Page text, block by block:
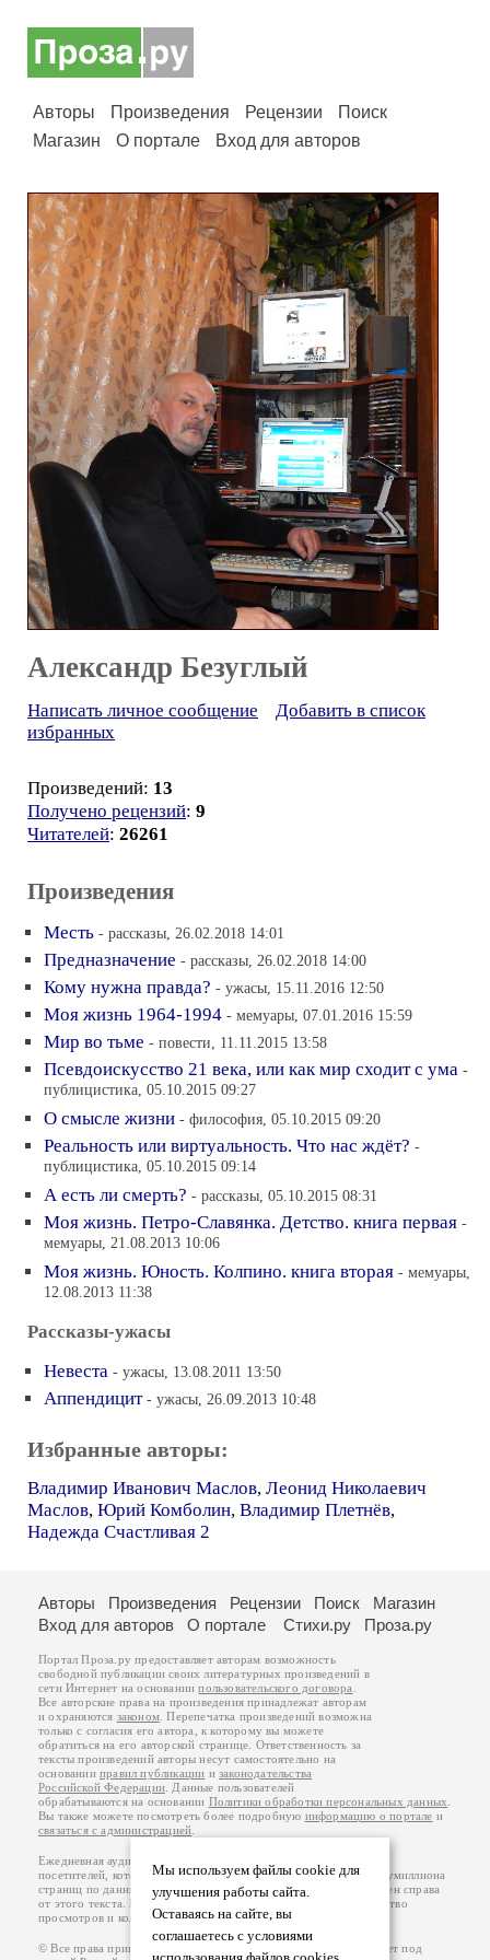
Авторы Произведения Рецензии
Поиск
Магазин
О портале Вход для авторов
Александр Безуглый
Написать личное сообщение
Добавить в список
избранных
Произведений: 13
Получено рецензий: 9
Читателей: 26261
Произведения
Месть - рассказы, 26.02.2018 14:01
Предназначение - рассказы, 26.02.2018 14:00
Кому нужна правда? - ужасы, 15.11.2016 12:50
Моя жизнь 1964-1994 - мемуары, 07.01.2016 15:59
Мир во тьме - повести, 11.11.2015 13:58
Псевдоискусство 21 века, или как мир сходит с ума -
публицистика, 05.10.2015 09:27
О смысле жизни - философия, 05.10.2015 09:20
Реальность или виртуальность. Что нас ждёт? -
публицистика, 05.10.2015 09:14
А есть ли смерть? - рассказы, 05.10.2015 08:31
Моя жизнь. Петро-Славянка. Детство. книга первая -
мемуары, 21.08.2013 10:06
Моя жизнь. Юность. Колпино. книга вторая - мемуары,
12.08.2013 11:38
Рассказы-ужасы
Невеста - ужасы, 13.08.2011 13:50
Аппендицит - ужасы, 26.09.2013 10:48
Избранные авторы:
Владимир Иванович Маслов, Леонид Николаевич
Маслов, Юрий Комболин, Владимир Плетнёв,
Надежда Счастливая 2
Мы используем файлы cookie для
улучшения работы сайта.
Оставаясь на сайте, вы
соглашаетесь с условиями
Авторы Произведения Рецензии Поиск
Магазин
Вход для авторов
О портале Стихи.ру Проза.ру
Портал Проза.ру предоставляет авторам возможность
свободной публикации своих литературных произведений в
сети Интернет на основаниипользовательского договора
Все авторские права на произведения принадлежат авторам
и охраняются законом . Перепечатка произведений возможна
только с согласия его автора, к которому вы можете
обратиться на его авторской странице. Ответственность за
тексты произведений авторы несут самостоятельно на
основанииправил публикации изаконодательства
Российской Федерации . Данные пользователей
обрабатываются на основании Политики обработки персональных данных
Вы также можете посмотреть более подробную информацию о портале и
связаться с администрацией
Ежедневная аудитория портала Проза.ру – порядка 100 тысяч
посетителей, которые в общей сумме просматривают более полумиллиона
страниц по данным счетчика посещаемости, который расположен справа
от этого текста. В каждой графе указано по две цифры: количество
просмотров и количество посетителей.
© Все права принадлежат авторам, 2000-2026. Портал работает под